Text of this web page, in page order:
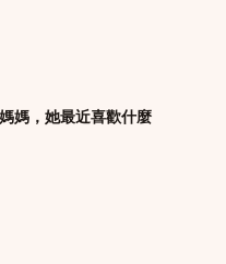
媽，她最近喜歡什麼